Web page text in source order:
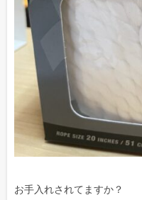
お手入れされてますか？